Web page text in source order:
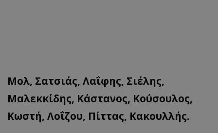
Μολ, Σατσιάς, Λαΐφης, Σιέλης,
Μαλεκκίδης, Κάστανος, Κούσουλος,
Κωστή, Λοΐζου, Πίττας, Κακουλλής.